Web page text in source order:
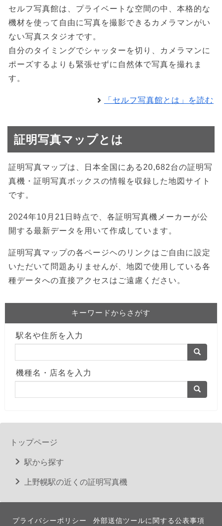
セルフ写真館は、プライベートな空間の中、本格的な
機材を使って自由に写真を撮影できるカメラマンがい
ない写真スタジオです。
自分のタイミングでシャッターを切り、カメラマンに
ポーズするよりも緊張せずに自然体で写真を撮れま
す。
「セルフ写真館とは」を読む
証明写真マップとは
証明写真マップは、日本全国にある20,682台の証明写
真機・証明写真ボックスの情報を収録した地図サイト
です。
2024年10月21日時点で、各証明写真機メーカーが公
開する最新データを用いて作成しています。
証明写真マップの各ページヘのリンクはご自由に設定
いただいて問題ありませんが、地図で使用している各
種データへの直接アクセスはご遠慮ください。
キーワードからさがす
駅名や住所を入力
機種名・店名を入力
トップページ
駅から探す
上野幌駅の近くの証明写真機
プライバシーポリシー 外部送信ツールに関する公表事項